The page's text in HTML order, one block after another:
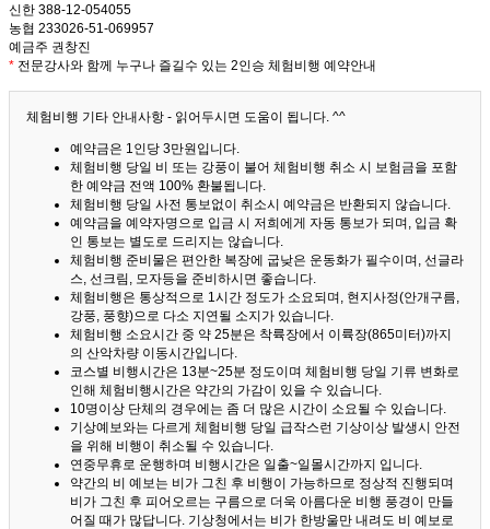
신한 388-12-054055
농협 233026-51-069957
예금주 권창진
* 전문강사와 함께 누구나 즐길수 있는 2인승 체험비행 예약안내
체험비행 기타 안내사항 - 읽어두시면 도움이 됩니다. ^^
예약금은 1인당 3만원입니다.
체험비행 당일 비 또는 강풍이 불어 체험비행 취소 시 보험금을 포함
한 예약금 전액 100% 환불됩니다.
체험비행 당일 사전 통보없이 취소시 예약금은 반환되지 않습니다.
예약금을 예약자명으로 입금 시 저희에게 자동 통보가 되며, 입금 확
인 통보는 별도로 드리지는 않습니다.
체험비행 준비물은 편안한 복장에 굽낮은 운동화가 필수이며, 선글라
스, 선크림, 모자등을 준비하시면 좋습니다.
체험비행은 통상적으로 1시간 정도가 소요되며, 현지사정(안개구름,
강풍, 풍향)으로 다소 지연될 소지가 있습니다.
체험비행 소요시간 중 약 25분은 착륙장에서 이륙장(865미터)까지
의 산악차량 이동시간입니다.
코스별 비행시간은 13분~25분 정도이며 체험비행 당일 기류 변화로
인해 체험비행시간은 약간의 가감이 있을 수 있습니다.
10명이상 단체의 경우에는 좀 더 많은 시간이 소요될 수 있습니다.
기상예보와는 다르게 체험비행 당일 급작스런 기상이상 발생시 안전
을 위해 비행이 취소될 수 있습니다.
연중무휴로 운행하며 비행시간은 일출~일몰시간까지 입니다.
약간의 비 예보는 비가 그친 후 비행이 가능하므로 정상적 진행되며
비가 그친 후 피어오르는 구름으로 더욱 아름다운 비행 풍경이 만들
어질 때가 많답니다. 기상청에서는 비가 한방울만 내려도 비 예보로